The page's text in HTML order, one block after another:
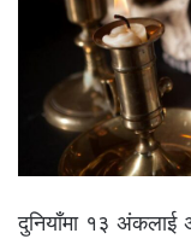
दुनियाँमा १३